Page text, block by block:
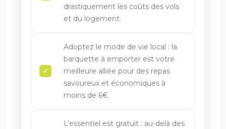
drastiquement les coûts des vols
et du logement.
Adoptez le mode de vie local : la
barquette à emporter est votre
meilleure alliée pour des repas
savoureux et économiques à
moins de 6€.
L’essentiel est gratuit : au-delà des